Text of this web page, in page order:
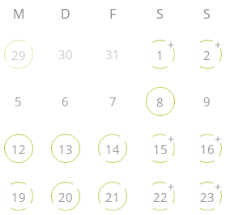
M D F S S
29 30 31 1
+
2
+
5 6 7 8 9
12 13 14 15
+
16
+
19 20 21 22
+
23
+